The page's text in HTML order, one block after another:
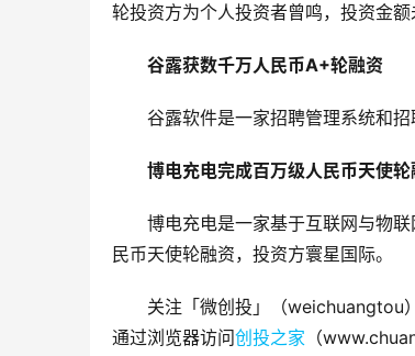
轮投资方为个人投资者曾鸣，投资金额
谷露获数千万人民币A+轮融资
谷露软件是一家招聘管理系统和
博电充电完成百万级人民币天使轮
博电充电是一家基于互联网与物
民币天使轮融资，投资方寰星国际。
关注「微创投」（weichuangtou
通过浏览器访问创投之家 （